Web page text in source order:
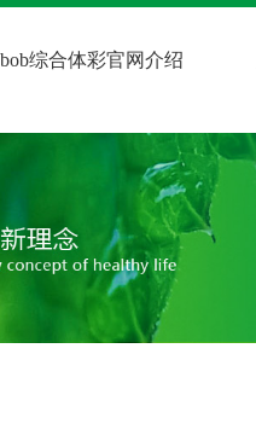
bob综合体彩官网介绍